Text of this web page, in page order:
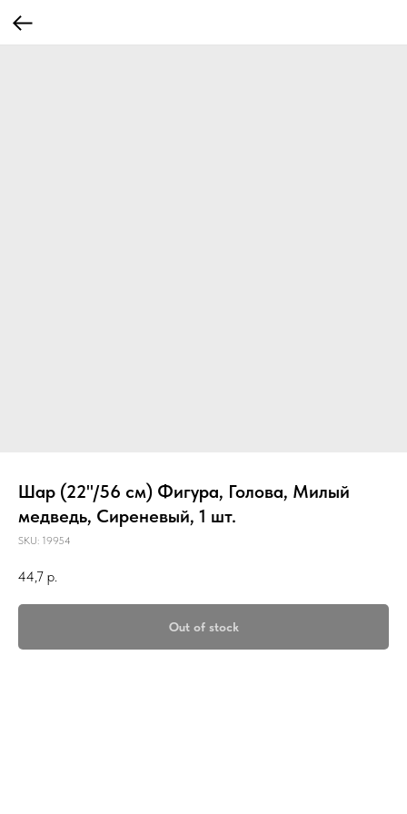
Шар (22''/56 см) Фигура, Голова, Милый
медведь, Сиреневый, 1 шт.
SKU: 19954
44,7 р.
Out of stock